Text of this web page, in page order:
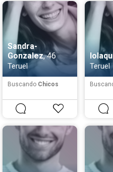
Sandra-
Gonzalez, 46
Teruel
Buscando Chicos
Teruel